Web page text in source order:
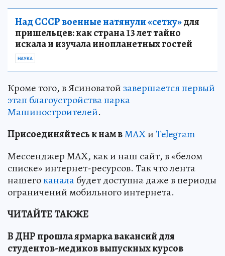
Над СССР военные натянули «сетку»для
пришельцев: как страна 13 лет тайно
искала и изучала инопланетных гостей
НАУКА
Кроме того, в Ясиноватой завершается первый
этап благоустройства парка
Машиностроителей.
Присоединяйтесь к нам вMAXиTelegram
Мессенджер MAX, как и наш сайт, в «белом
списке» интернет-ресурсов. Так что лента
нашегоканалабудет доступна даже в периоды
ограничений мобильного интернета.
ЧИТАЙТЕ ТАКЖЕ
В ДНР прошла ярмарка вакансий для
студентов-медиков выпускных курсов